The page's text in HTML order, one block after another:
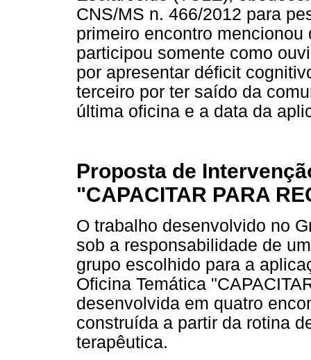
CNS/MS n. 466/2012 para
primeiro encontro
participou somente como
por apresentar déficit
terceiro por ter saído da
última oficina e a data da
Proposta de
"CAPACITAR PARA
O trabalho desenvolvido no
sob a responsabilidade de
grupo escolhido para a
Oficina Temática
desenvolvida em quatro
construída a partir da rotina
terapêutica.